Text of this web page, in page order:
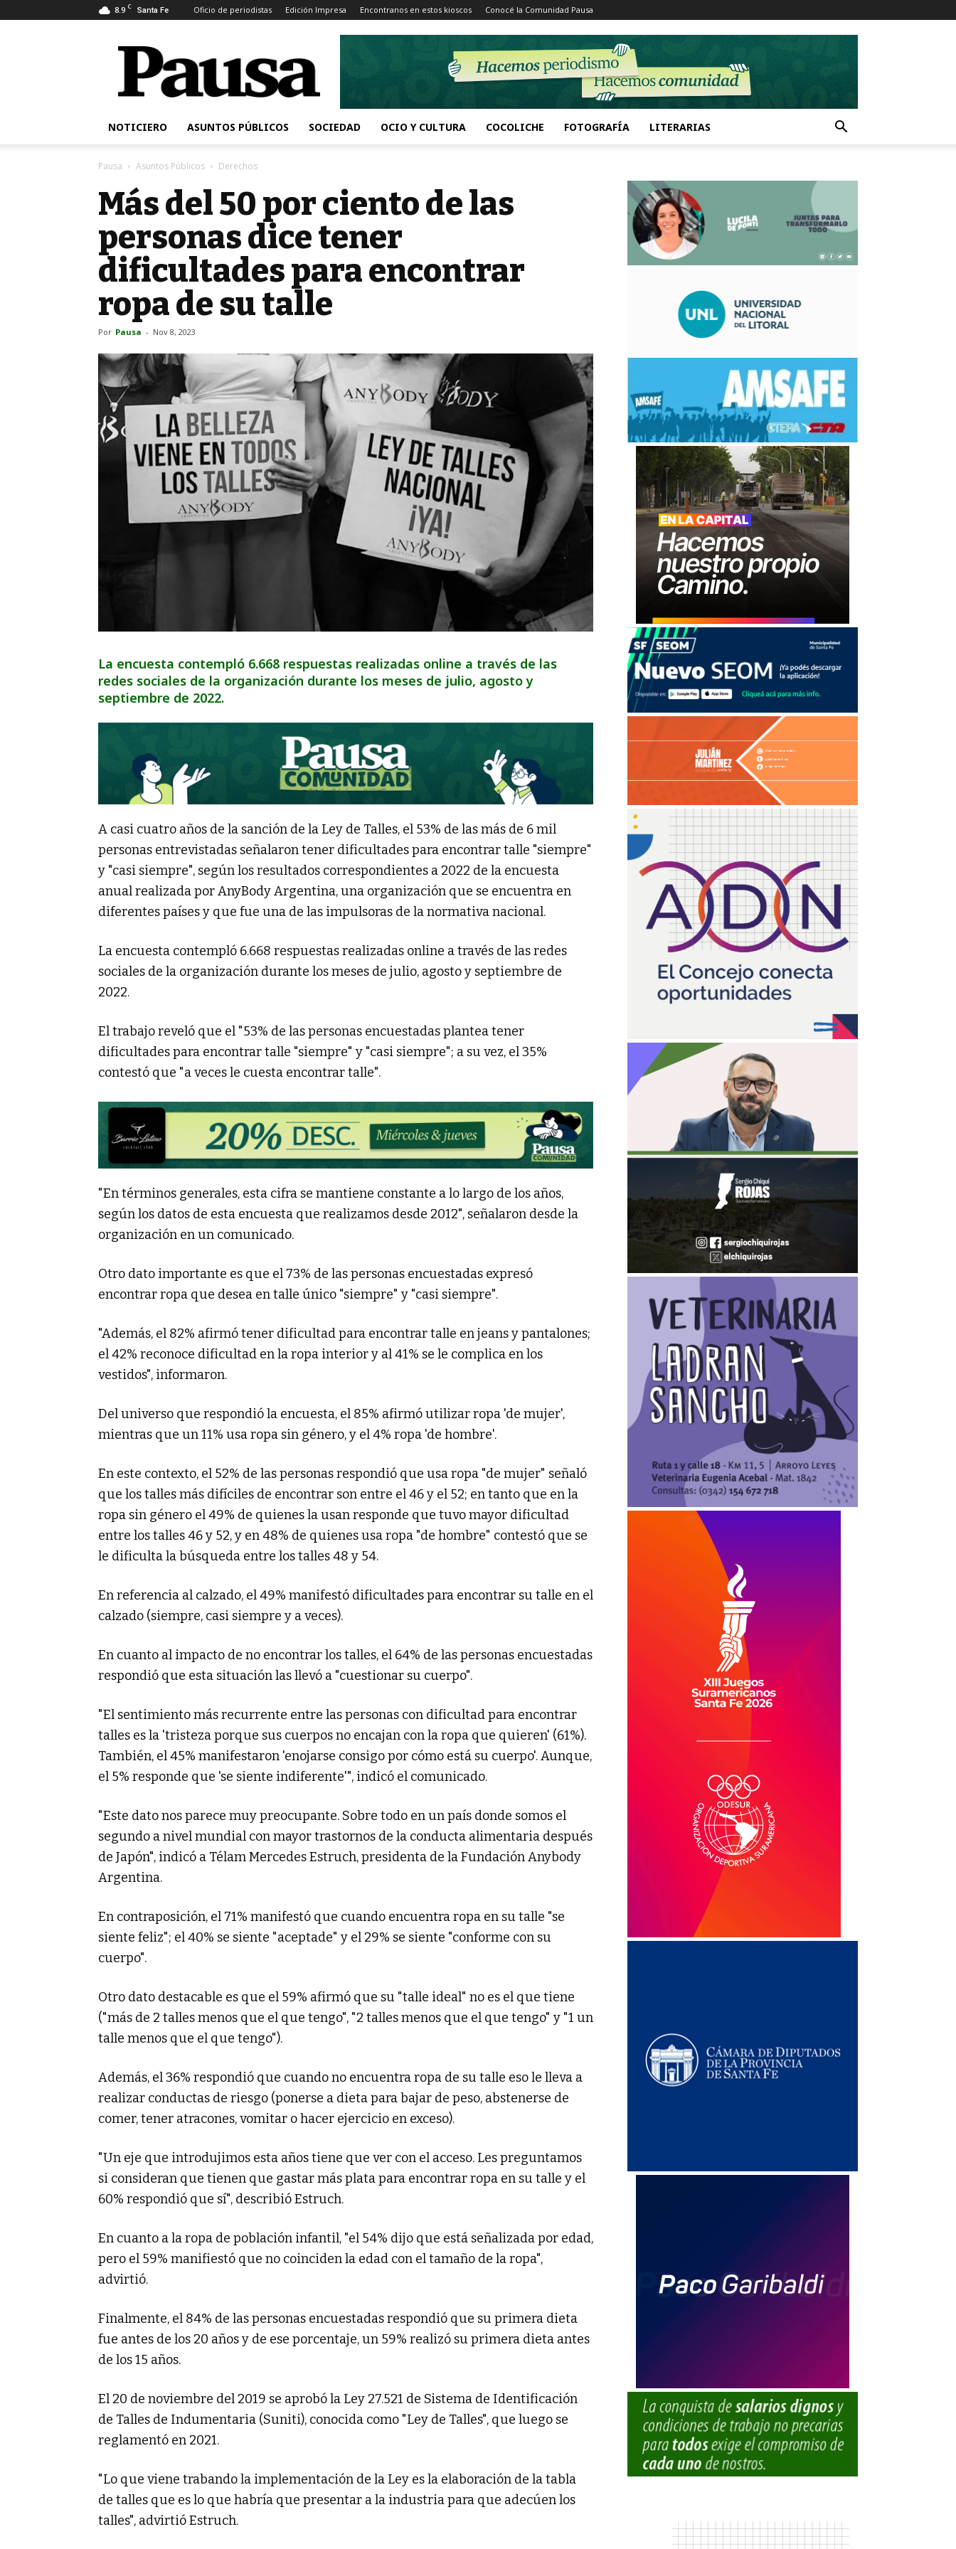
8.9 C Santa Fe Oficio de periodistas Edición Impresa Encontranos en estos kioscos Conocé la Comunidad Pausa
Pausa
NOTICIERO ASUNTOS PÚBLICOS SOCIEDAD OCIO Y CULTURA COCOLICHE FOTOGRAFÍA LITERARIAS
Pausa Asuntos Públicos Derechos
Más del 50 por ciento de las
personas dice tener
dificultades para encontrar
ropa de su talle
Por Pausa - Nov 8, 2023
La encuesta contempló 6.668 respuestas realizadas online a través de las
redes sociales de la organización durante los meses de julio, agosto y
septiembre de 2022.
A casi cuatro años de la sanción de la Ley de Talles, el 53% de las más de 6 mil
personas entrevistadas señalaron tener dificultades para encontrar talle "siempre"
y "casi siempre", según los resultados correspondientes a 2022 de la encuesta
anual realizada por AnyBody Argentina, una organización que se encuentra en
diferentes países y que fue una de las impulsoras de la normativa nacional.
La encuesta contempló 6.668 respuestas realizadas online a través de las redes
sociales de la organización durante los meses de julio, agosto y septiembre de
2022.
El trabajo reveló que el "53% de las personas encuestadas plantea tener
dificultades para encontrar talle "siempre" y "casi siempre"; a su vez, el 35%
contestó que "a veces le cuesta encontrar talle".
"En términos generales, esta cifra se mantiene constante a lo largo de los años,
según los datos de esta encuesta que realizamos desde 2012", señalaron desde la
organización en un comunicado.
Otro dato importante es que el 73% de las personas encuestadas expresó
encontrar ropa que desea en talle único "siempre" y "casi siempre".
"Además, el 82% afirmó tener dificultad para encontrar talle en jeans y pantalones;
el 42% reconoce dificultad en la ropa interior y al 41% se le complica en los
vestidos", informaron.
Del universo que respondió la encuesta, el 85% afirmó utilizar ropa 'de mujer',
mientras que un 11% usa ropa sin género, y el 4% ropa 'de hombre'.
En este contexto, el 52% de las personas respondió que usa ropa "de mujer" señaló
que los talles más difíciles de encontrar son entre el 46 y el 52; en tanto que en la
ropa sin género el 49% de quienes la usan responde que tuvo mayor dificultad
entre los talles 46 y 52, y en 48% de quienes usa ropa "de hombre" contestó que se
le dificulta la búsqueda entre los talles 48 y 54.
En referencia al calzado, el 49% manifestó dificultades para encontrar su talle en el
calzado (siempre, casi siempre y a veces).
En cuanto al impacto de no encontrar los talles, el 64% de las personas encuestadas
respondió que esta situación las llevó a "cuestionar su cuerpo".
"El sentimiento más recurrente entre las personas con dificultad para encontrar
talles es la 'tristeza porque sus cuerpos no encajan con la ropa que quieren' (61%).
También, el 45% manifestaron 'enojarse consigo por cómo está su cuerpo'. Aunque,
el 5% responde que 'se siente indiferente'", indicó el comunicado.
"Este dato nos parece muy preocupante. Sobre todo en un país donde somos el
segundo a nivel mundial con mayor trastornos de la conducta alimentaria después
de Japón", indicó a Télam Mercedes Estruch, presidenta de la Fundación Anybody
Argentina.
En contraposición, el 71% manifestó que cuando encuentra ropa en su talle "se
siente feliz"; el 40% se siente "aceptade" y el 29% se siente "conforme con su
cuerpo".
Otro dato destacable es que el 59% afirmó que su "talle ideal" no es el que tiene
("más de 2 talles menos que el que tengo", "2 talles menos que el que tengo" y "1 un
talle menos que el que tengo").
Además, el 36% respondió que cuando no encuentra ropa de su talle eso le lleva a
realizar conductas de riesgo (ponerse a dieta para bajar de peso, abstenerse de
comer, tener atracones, vomitar o hacer ejercicio en exceso).
"Un eje que introdujimos esta años tiene que ver con el acceso. Les preguntamos
si consideran que tienen que gastar más plata para encontrar ropa en su talle y el
60% respondió que sí", describió Estruch.
En cuanto a la ropa de población infantil, "el 54% dijo que está señalizada por edad,
pero el 59% manifiestó que no coinciden la edad con el tamaño de la ropa",
advirtió.
Finalmente, el 84% de las personas encuestadas respondió que su primera dieta
fue antes de los 20 años y de ese porcentaje, un 59% realizó su primera dieta antes
de los 15 años.
El 20 de noviembre del 2019 se aprobó la Ley 27.521 de Sistema de Identificación
de Talles de Indumentaria (Suniti), conocida como "Ley de Talles", que luego se
reglamentó en 2021.
"Lo que viene trabando la implementación de la Ley es la elaboración de la tabla
de talles que es lo que habría que presentar a la industria para que adecúen los
talles", advirtió Estruch.